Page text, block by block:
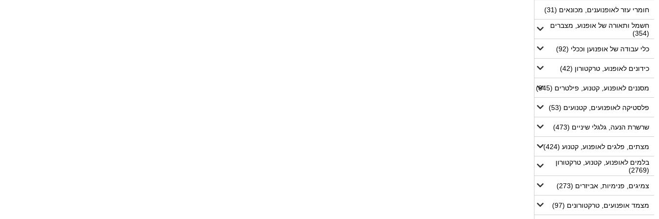
חומרי עזר לאופנוענים, מכונאים (31)
חשמל ותאורה של אופנוע, מצברים
(354)
כלי עבודה של אופנוען וככלי (92)
כידונים לאופנוע, טרקטורון (42)
מסננים לאופנוע, קטנוע, פילטרים (845)
פלסטיקה לאופנועים, קטנועים (53)
שרשרת הנעה, גלגלי שיניים (473)
מצתים, פלגים לאופנוע, קטנוע (424)
בלמים לאופנוע, קטנוע, טרקטורון
(2769)
צמיגים, פנימיות, אביזרים (273)
מצמד אופנועים, טרקטורונים (97)